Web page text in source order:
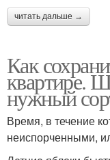
читать дальше →
Как
квартире.
нужный
Время, в течение
неиспорченными,